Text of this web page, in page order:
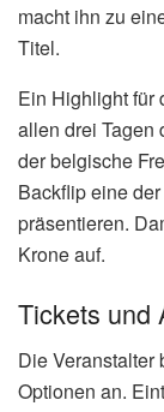
macht ihn zu
Titel.
Ein Highlight für
allen drei Tagen
der belgische
Backflip eine
präsentieren.
Krone auf.
Tickets und
Die Veranstalter
Optionen an.